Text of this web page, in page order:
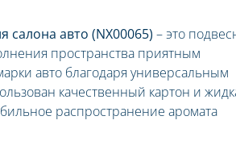
авто (NX00065) – это
пространства приятным
авто благодаря универсальным
качественный картон и
распространение аромата